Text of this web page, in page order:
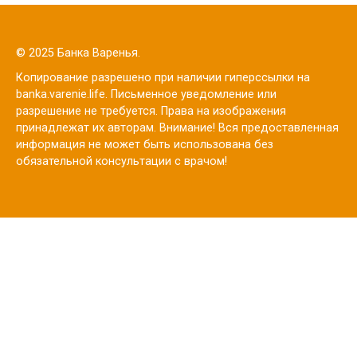
© 2025 Банка Варенья.
Копирование разрешено при наличии гиперссылки на
banka.varenie.life. Письменное уведомление или
разрешение не требуется. Права на изображения
принадлежат их авторам. Внимание! Вся предоставленная
информация не может быть использована без
обязательной консультации с врачом!